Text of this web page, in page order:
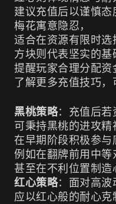
建议充值后以谨慎态
梅花寓意隐忍，
适合在资源有限时选
方块则代表坚实的基
提醒玩家合理分配资
了解更多充值技巧，
黑桃策略：充值后若
可秉持黑桃的进攻精
在早期阶段积极参与
例如在翻牌前用中等
甚至在不利位置制造
红心策略：面对高波
应以红心般的耐心克